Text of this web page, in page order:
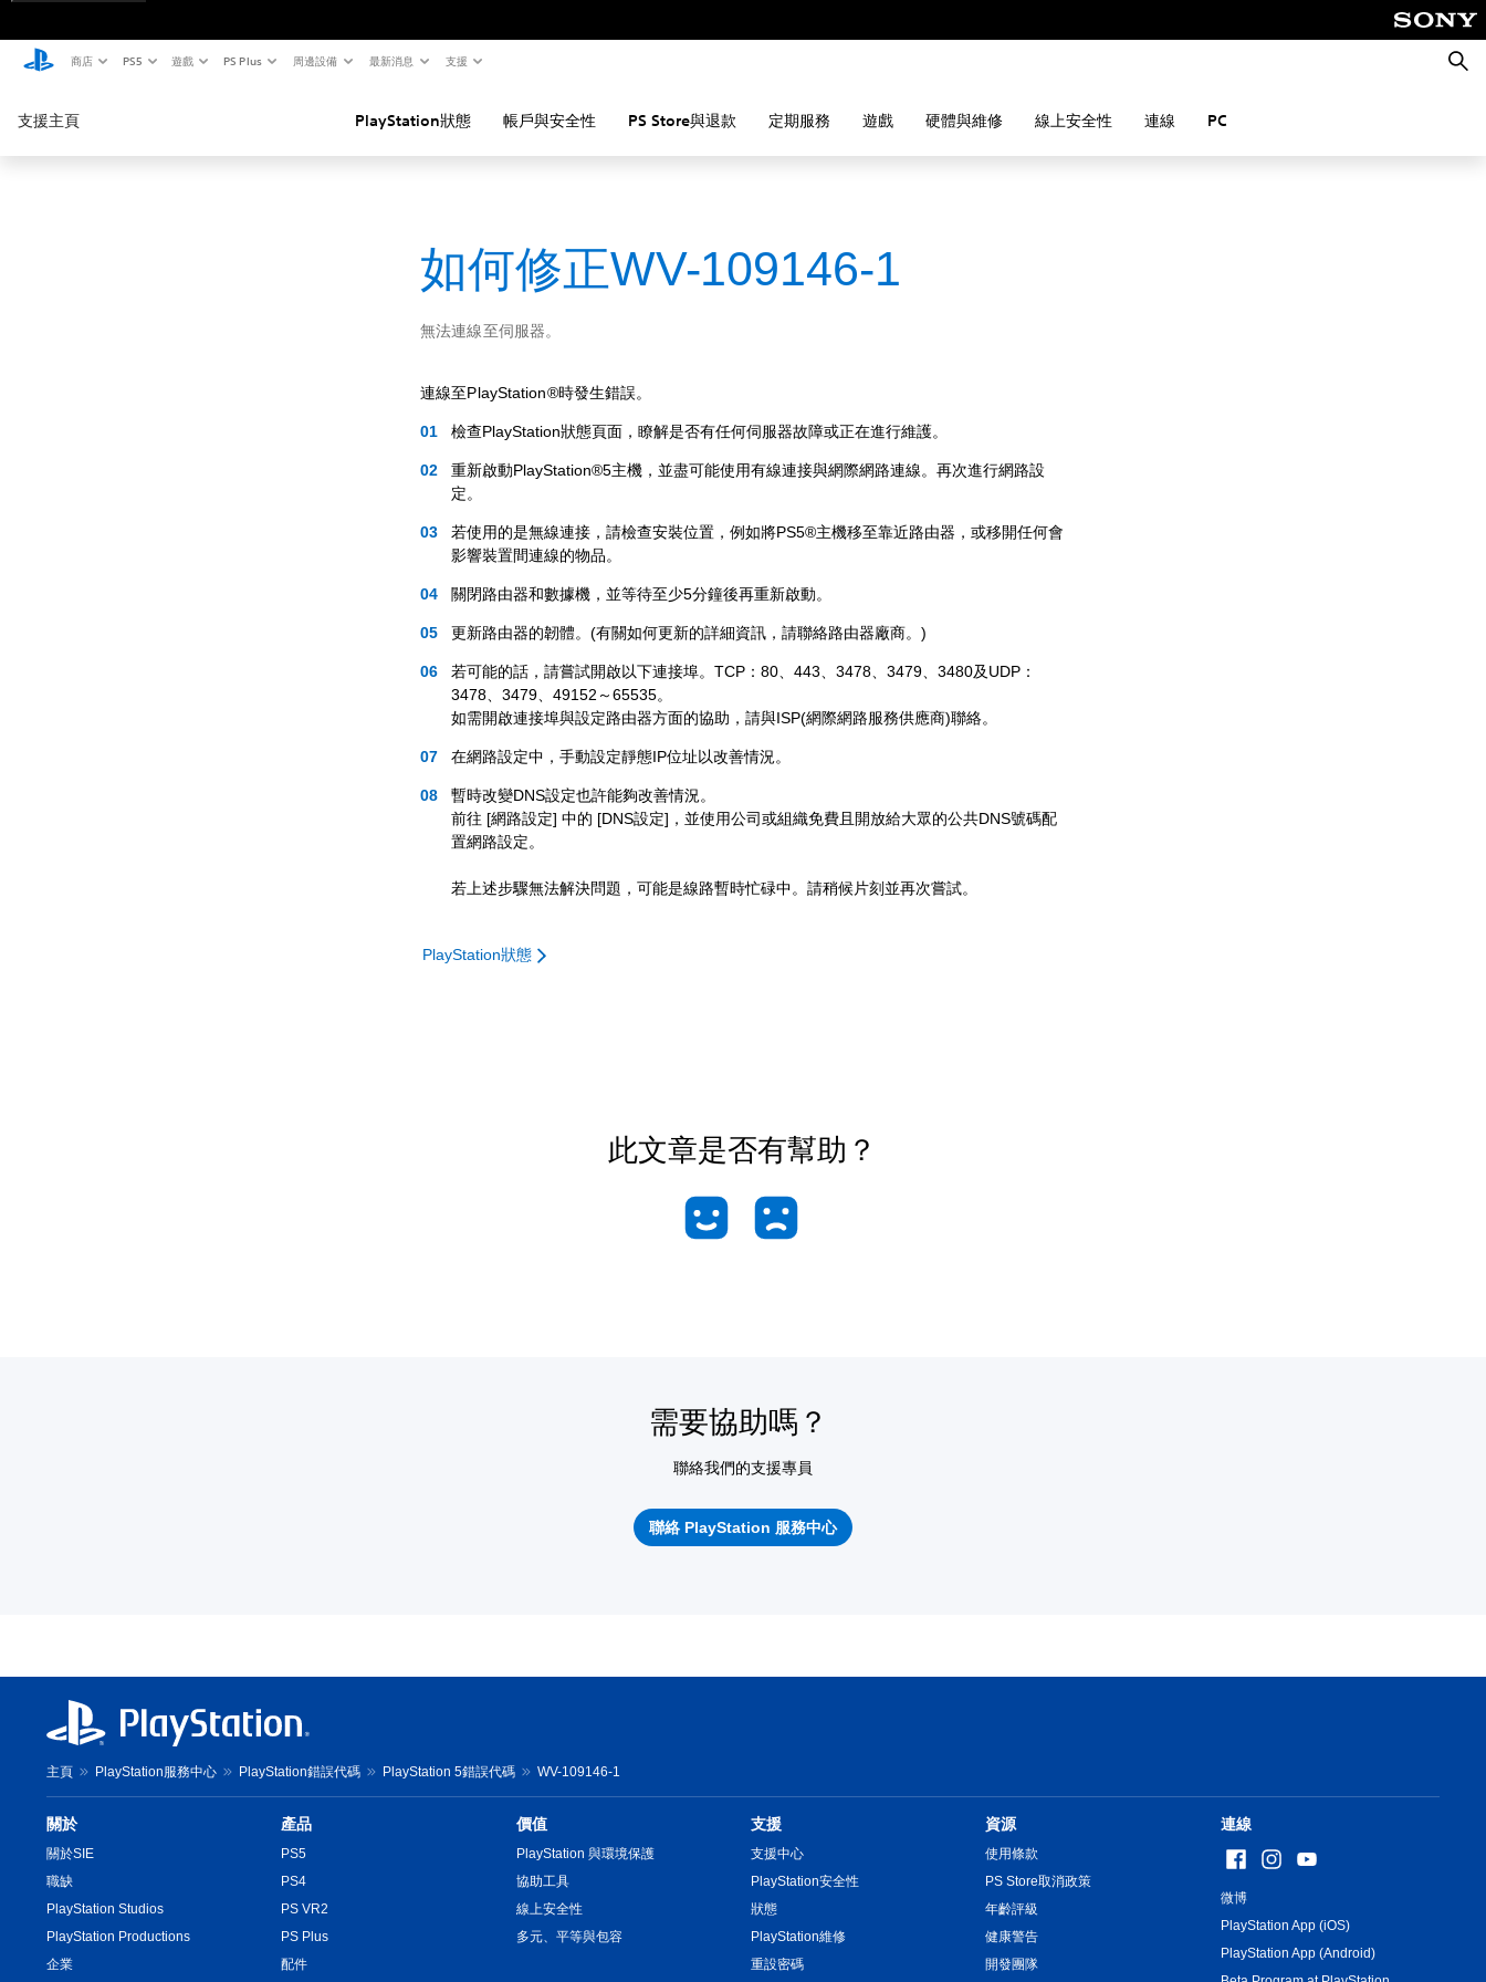
商店 PS5 遊戲 PS Plus 周邊設備 最新消息 支援
搜
尋
支援主頁 PlayStation狀態 帳戶與安全性 PS Store與退款 定期服務 遊戲 硬體與維修 線上安全性 連線 PC
如何修正WV-109146-1
無法連線至伺服器。
連線至PlayStation®時發生錯誤。
檢查PlayStation狀態頁面，瞭解是否有任何伺服器故障或正在進行維護。
重新啟動PlayStation®5主機，並盡可能使用有線連接與網際網路連線。再次進行網路設
定。
若使用的是無線連接，請檢查安裝位置，例如將PS5®主機移至靠近路由器，或移開任何會
影響裝置間連線的物品。
關閉路由器和數據機，並等待至少5分鐘後再重新啟動。
更新路由器的韌體。(有關如何更新的詳細資訊，請聯絡路由器廠商。)
若可能的話，請嘗試開啟以下連接埠。TCP：80、443、3478、3479、3480及UDP：
3478、3479、49152～65535。
如需開啟連接埠與設定路由器方面的協助，請與ISP(網際網路服務供應商)聯絡。
在網路設定中，手動設定靜態IP位址以改善情況。
暫時改變DNS設定也許能夠改善情況。
前往 [網路設定] 中的 [DNS設定]，並使用公司或組織免費且開放給大眾的公共DNS號碼配
置網路設定。
若上述步驟無法解決問題，可能是線路暫時忙碌中。請稍候片刻並再次嘗試。
PlayStation狀態
此文章是否有幫助？
需要協助嗎？
聯絡我們的支援專員
聯絡 PlayStation 服務中心
主頁 PlayStation服務中心 PlayStation錯誤代碼 PlayStation 5錯誤代碼 WV-109146-1
關於
關於SIE
職缺
PlayStation Studios
PlayStation Productions
企業
產品
PS5
PS4
PS VR2
PS Plus
配件
價值
PlayStation 與環境保護
協助工具
線上安全性
多元、平等與包容
支援
支援中心
PlayStation安全性
狀態
PlayStation維修
重設密碼
資源
使用條款
PS Store取消政策
年齡評級
健康警告
開發團隊
連線
微博
PlayStation App (iOS)
PlayStation App (Android)